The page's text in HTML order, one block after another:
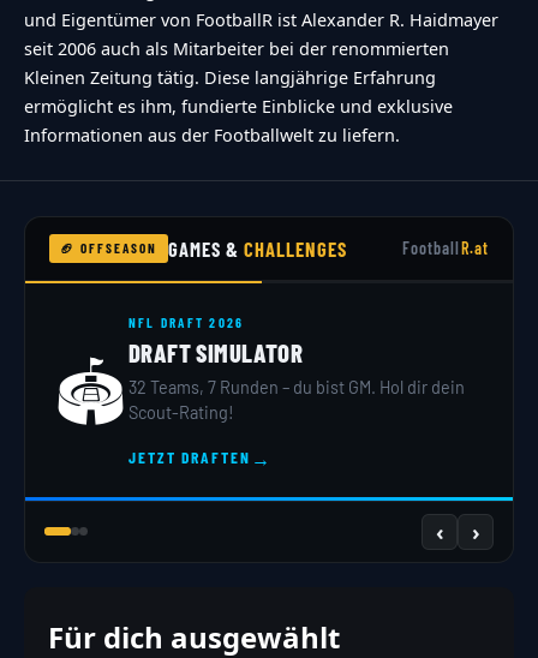
und Eigentümer von FootballR ist Alexander R. Haidmayer
seit 2006 auch als Mitarbeiter bei der renommierten
Kleinen Zeitung tätig. Diese langjährige Erfahrung
ermöglicht es ihm, fundierte Einblicke und exklusive
Informationen aus der Footballwelt zu liefern.
🏈 OFFSEASON GAMES &CHALLENGES FootballR.at
🏟️
NFL DRAFT 2026
DRAFT SIMULATOR
32 Teams, 7 Runden – du bist GM. Hol dir dein
Scout-Rating!
JETZT DRAFTEN →
‹ ›
Für dich ausgewählt